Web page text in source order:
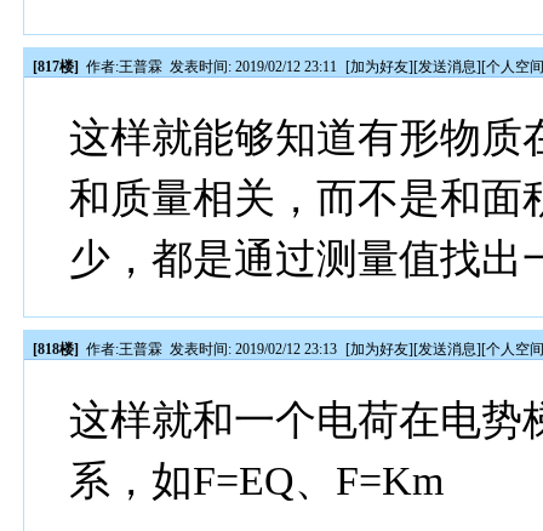
[817楼] 作者:王普霖 发表时间: 2019/02/12 23:11 [加为好友][发送消息][个人空
这样就能够知道有形物质
和质量相关，而不是和面
少，都是通过测量值找出
[818楼] 作者:王普霖 发表时间: 2019/02/12 23:13 [加为好友][发送消息][个人空
这样就和一个电荷在电势
系，如F=EQ、F=Km